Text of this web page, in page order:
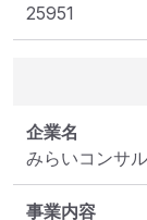
25951
企業名
みらいコンサ
事業内容